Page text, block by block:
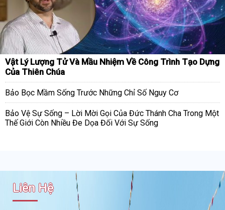
Vật Lý Lượng Tử Và Mầu Nhiệm Về Công Trình Tạo Dựng
Của Thiên Chúa
Bảo Bọc Mầm Sống Trước Những Chỉ Số Nguy Cơ
Bảo Vệ Sự Sống – Lời Mời Gọi Của Đức Thánh Cha Trong Một
Thế Giới Còn Nhiều Đe Dọa Đối Với Sự Sống
Liên Hệ